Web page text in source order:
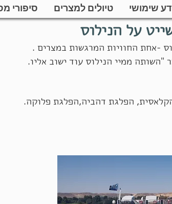
שימושי טיולים למצרים סיפורי
על הנילוס
-אחת החוויות המרגשות במצרים .
"השותה ממיי הנילוס עוד ישוב אליו.
הפלגת דהביה,הפלגת פלוקה.